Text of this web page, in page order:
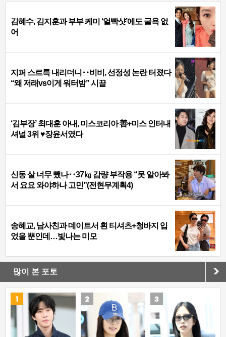
김혜수, 김지훈과 부부 케미 ‘얼빡샷’에도 굴욕 없
어
지퍼 스르륵 내리더니‥비비, 선정성 논란 터졌다
“왜 저래vs이게 워터밤” 시끌
‘김부장’ 최대훈 아내, 미스코리아 善+미스 인터내
셔널 3위 ♥장윤서였다
신동 살 너무 뺐나‥37㎏ 감량 부작용 “못 알아봐
서 요요 와야하나 고민”(전현무계획4)
송혜교, 남사친과 데이트서 흰 티셔츠+청바지 입
었을 뿐인데…빛나는 미모
많이 본 포토